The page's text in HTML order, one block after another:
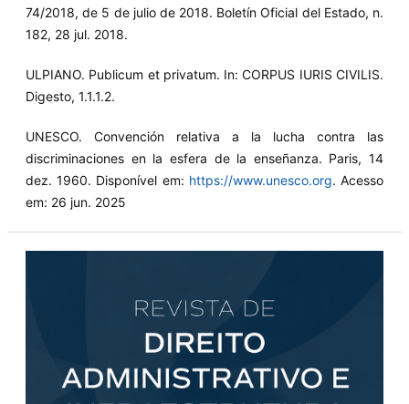
74/2018, de 5 de julio de 2018. Boletín Oficial del Estado, n.
182, 28 jul. 2018.
ULPIANO. Publicum et privatum. In: CORPUS IURIS CIVILIS.
Digesto, 1.1.1.2.
UNESCO. Convención relativa a la lucha contra las
discriminaciones en la esfera de la enseñanza. Paris, 14
dez. 1960. Disponível em: https://www.unesco.org. Acesso
em: 26 jun. 2025